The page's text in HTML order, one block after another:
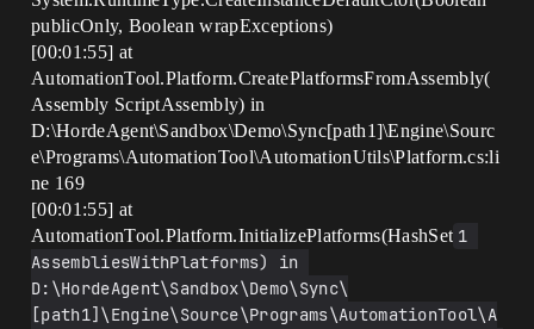
publicOnly, Boolean wrapExceptions)
[00:01:55] at
AutomationTool.Platform.CreatePlatformsFromAssembly(
Assembly ScriptAssembly) in
D:\HordeAgent\Sandbox\Demo\Sync[path1]\Engine\Sourc
e\Programs\AutomationTool\AutomationUtils\Platform.cs:li
ne 169
[00:01:55] at
AutomationTool.Platform.InitializePlatforms(HashSet 1
AssembliesWithPlatforms) in
D:\HordeAgent\Sandbox\Demo\Sync\
[path1]\Engine\Source\Programs\AutomationTool\A